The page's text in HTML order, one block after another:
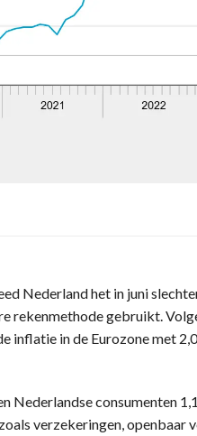
Nederland het in juni
rekenmethode gebruikt.
inflatie in de Eurozone met
Nederlandse consumenten
verzekeringen, openbaar